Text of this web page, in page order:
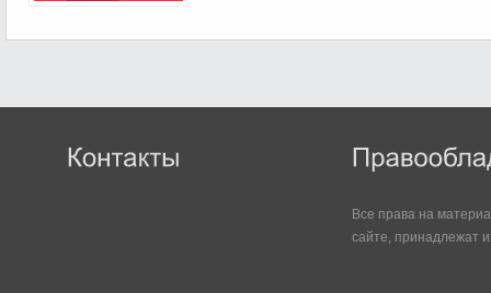
Все права на
сайте, принадлежат